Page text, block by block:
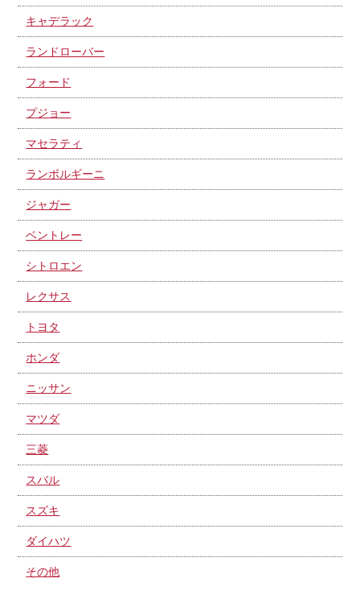
キャデラック
ランドローバー
フォード
プジョー
マセラティ
ランボルギーニ
ジャガー
ベントレー
シトロエン
レクサス
トヨタ
ホンダ
ニッサン
マツダ
三菱
スバル
スズキ
ダイハツ
その他